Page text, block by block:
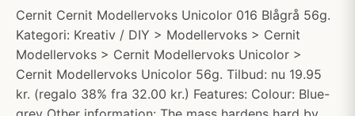
Cernit Cernit Modellervoks Unicolor 016 Blågrå 56g.
Kategori: Kreativ / DIY > Modellervoks > Cernit
Modellervoks > Cernit Modellervoks Unicolor >
Cernit Modellervoks Unicolor 56g. Tilbud: nu 19.95
kr. (regalo 38% fra 32.00 kr.) Features: Colour: Blue-